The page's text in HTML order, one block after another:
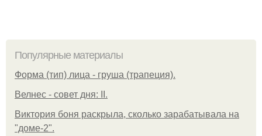
Популярные материалы
Форма (тип) лица - груша (трапеция).
Велнес - совет дня: II.
Виктория боня раскрыла, сколько зарабатывала на
"доме-2".